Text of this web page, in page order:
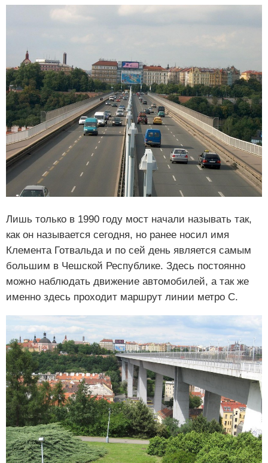
Лишь только в 1990 году мост начали называть так,
как он называется сегодня, но ранее носил имя
Клемента Готвальда и по сей день является самым
большим в Чешской Республике. Здесь постоянно
можно наблюдать движение автомобилей, а так же
именно здесь проходит маршрут линии метро C.